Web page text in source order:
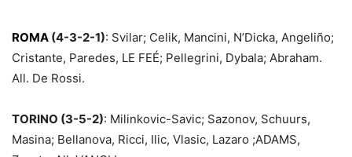
ROMA (4-3-2-1): Svilar; Celik, Mancini, N’Dicka, Angeliño;
Cristante, Paredes, LE FEÉ; Pellegrini, Dybala; Abraham.
All. De Rossi.
TORINO (3-5-2): Milinkovic-Savic; Sazonov, Schuurs,
Masina; Bellanova, Ricci, Ilic, Vlasic, Lazaro ;ADAMS,